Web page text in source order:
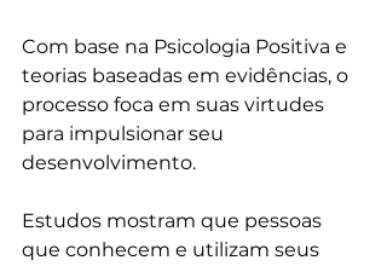
Com base na Psicologia Positiva e
teorias baseadas em evidências, o
processo foca em suas virtudes
para impulsionar seu
desenvolvimento.
Estudos mostram que pessoas
que conhecem e utilizam seus